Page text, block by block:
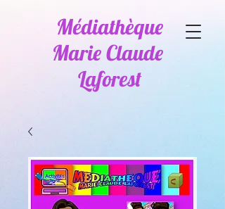
Médiathèque
Marie Claude
Laforest